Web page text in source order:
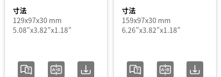
追加 / フィルター
を削除
寸法
129x97x30 mm
5.08”x3.82”x1.18”
寸法
159x97x30 mm
6.26”x3.82”x1.18”